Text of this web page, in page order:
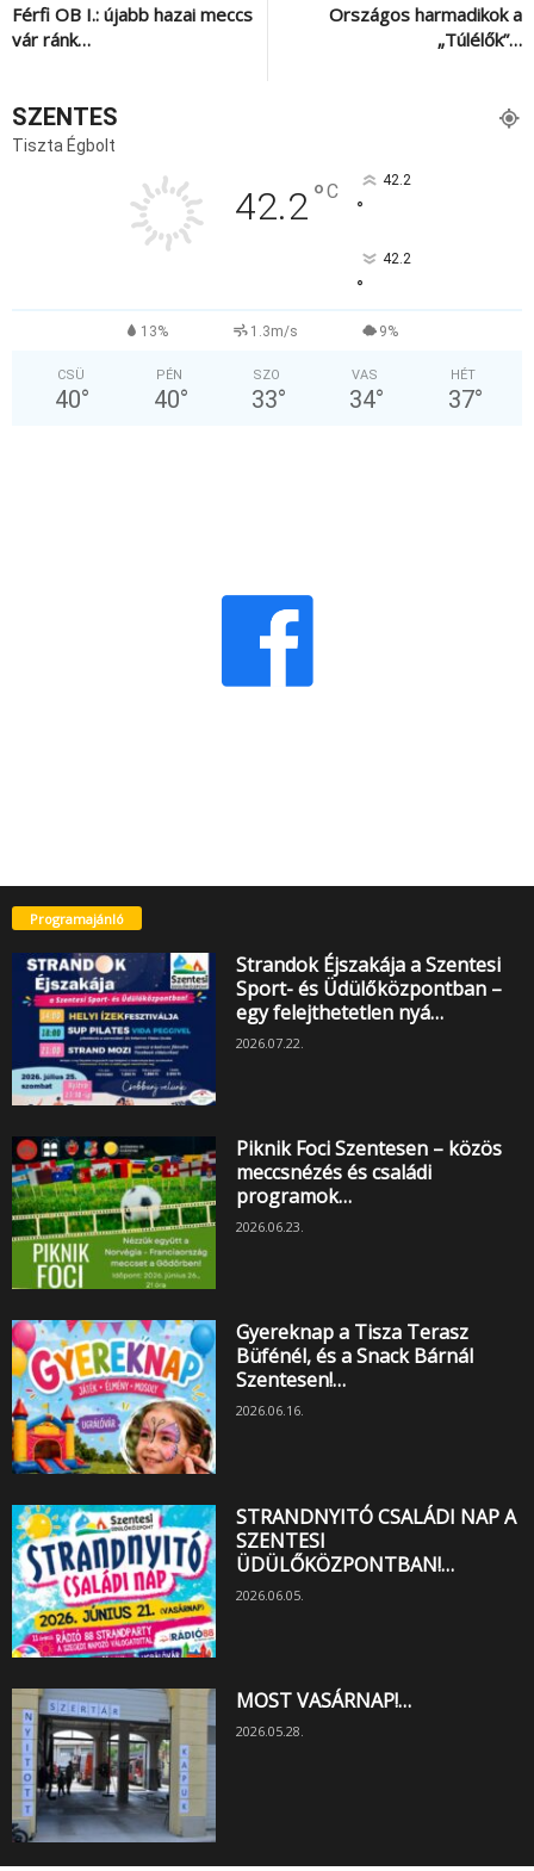
Férfi OB I.: újabb hazai meccs
vár ránk…
Országos harmadikok a
„Túlélők”…
SZENTES
Tiszta Égbolt
42.2°C 42.2
°
42.2
°
13% 1.3m/s 9%
CSÜ
40°
PÉN
40°
SZO
33°
VAS
34°
HÉT
37°
Programajánló
Strandok Éjszakája a Szentesi
Sport- és Üdülőközpontban –
egy felejthetetlen nyá…
2026.07.22.
Piknik Foci Szentesen – közös
meccsnézés és családi
programok…
2026.06.23.
Gyereknap a Tisza Terasz
Büfénél, és a Snack Bárnál
Szentesen!…
2026.06.16.
STRANDNYITÓ CSALÁDI NAP A
SZENTESI
ÜDÜLŐKÖZPONTBAN!…
2026.06.05.
MOST VASÁRNAP!…
2026.05.28.